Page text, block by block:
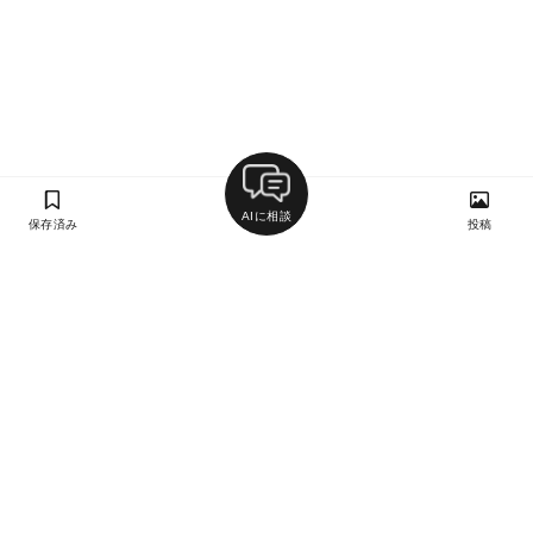
保存済み
AIに相談
投稿